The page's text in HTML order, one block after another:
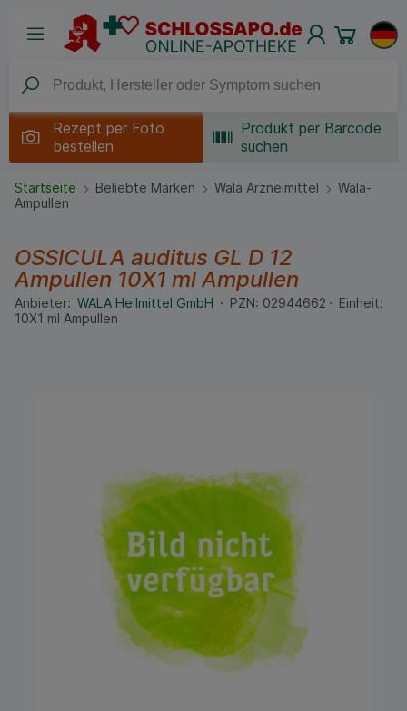
Rezept per Foto
bestellen
Produkt per Barcode
suchen
Startseite Beliebte Marken Wala Arzneimittel
Wala-
Ampullen
OSSICULA auditus GL D 12
Ampullen 10X1 mlAmpullen
Anbieter: WALA Heilmittel GmbH PZN: 02944662
Einheit:
10X1 ml Ampullen